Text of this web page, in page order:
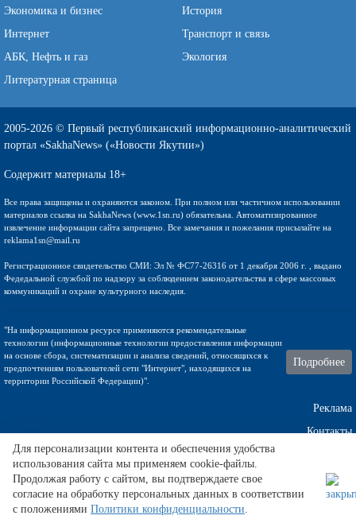
Экономика и бизнес
История
Интернет
Транспорт и связь
АБК, Нефть и газ
Экология
Литературная страница
2005-2026 © Первый республиканский информационно-аналитический
портал «SakhaNews» («Новости Якутии»)
Содержит материалы 18+
Все права защищены и охраняются законом. При полном или частичном использовании
материалов ссылка на SakhaNews (www.1sn.ru) обязательна. Автоматизированное
извлечение информации сайта запрещено. Все замечания и пожелания присылайте на
reklama1sn@mail.ru
Регистрационное свидетельство СМИ: Эл № ФС77-26316 от 1 декабря 2006 г. , выдано
Федедальной службой по надзору за соблюдением законодательства в сфере массовых
коммуникаций и охране культурного наследия.
"На информационном ресурсе применяются рекомендательные
технологии (информационные технологии предоставления информации
на основе сбора, систематизации и анализа сведений, относящихся к
предпочтениям пользователей сети "Интернет", находящихся на
территории Российской Федерации)".
Подробнее
Реклама
Контакты
Техническа поддержка
Для персонализации контента и обеспечения удобства
использования сайта мы применяем cookie-файлы.
Продолжая работу с сайтом, вы подтверждаете свое
согласие на обработку персональных данных в соответствии
с положениями Политики конфиденциальности.